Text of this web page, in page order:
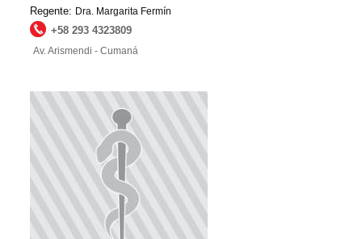
Regente: Dra. Margarita Fermín
+58 293 4323809
Av. Arismendi - Cumaná